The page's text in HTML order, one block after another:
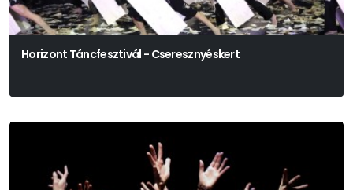
Horizont Táncfesztivál - Cseresznyéskert